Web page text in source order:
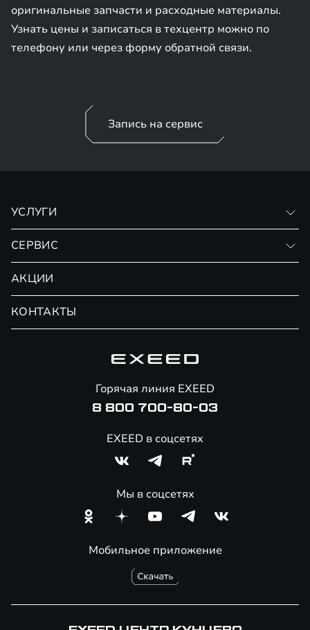
оригинальные запчасти и расходные материалы.
Узнать цены и записаться в техцентр можно по
телефону или через форму обратной связи.
Запись на сервис
УСЛУГИ
Слесарный ремонт
Замена масла АКПП
Ремонт генератора
Ремонт электрики
Замена аккумулятора
СЕРВИС
Официальный сервис
АКЦИИ
КОНТАКТЫ
Мобильное приложение
Горячая линия EXEED
8 800 700-80-03
EXEED в соцсетях
Мы в соцсетях